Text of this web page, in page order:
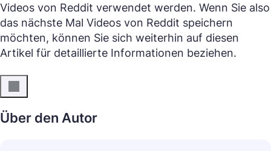
Videos von Reddit verwendet werden. Wenn Sie also
das nächste Mal Videos von Reddit speichern
möchten, können Sie sich weiterhin auf diesen
Artikel für detaillierte Informationen beziehen.
Über den Autor